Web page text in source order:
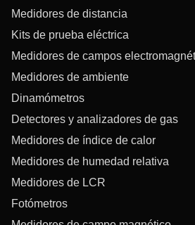
Medidores de distancia
Kits de prueba eléctrica
Medidores de campos
Medidores de ambiente
Dinamómetros
Detectores y analizadores de gas
Medidores de índice de calor
Medidores de humedad relativa
Medidores de LCR
Fotómetros